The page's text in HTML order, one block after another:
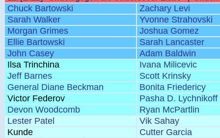
Chuck Bartowski
Zachary Levi
Sarah Walker
Yvonne Strahovski
Morgan Grimes
Joshua Gomez
Ellie Bartowski
Sarah Lancaster
John Casey
Adam Baldwin
Ilsa Trinchina
Ivana Milicevic
Jeff Barnes
Scott Krinsky
General Diane Beckman
Bonita Friedericy
Victor Federov
Pasha D. Lychnikoff
Devon Woodcomb
Ryan McPartlin
Lester Patel
Vik Sahay
Kunde
Cutter Garcia